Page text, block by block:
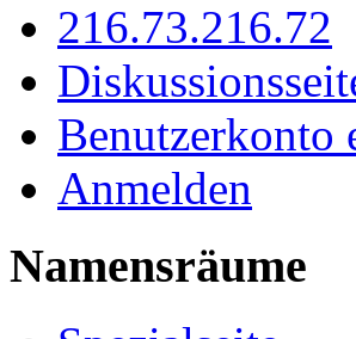
216.73.216.72
Benutzerkonto
Anmelden
Namensräume